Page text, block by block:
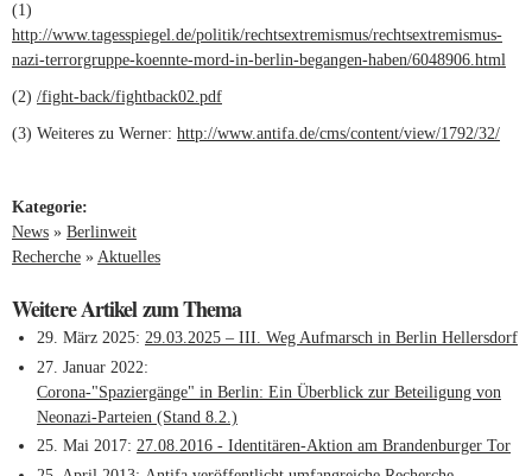
(1)
http://www.tagesspiegel.de/politik/rechtsextremismus/rechtsextremismus-
nazi-terrorgruppe-koennte-mord-in-berlin-begangen-haben/6048906.html
(2) /fight-back/fightback02.pdf
(3) Weiteres zu Werner: http://www.antifa.de/cms/content/view/1792/32/
Kategorie:
News » Berlinweit
Recherche » Aktuelles
Weitere Artikel zum Thema
29. März 2025 29.03.2025 – III. Weg Aufmarsch in Berlin Hellersdorf
27. Januar 2022
Corona-"Spaziergänge" in Berlin: Ein Überblick zur Beteiligung von
Neonazi-Parteien (Stand 8.2.)
25. Mai 2017 27.08.2016 - Identitären-Aktion am Brandenburger Tor